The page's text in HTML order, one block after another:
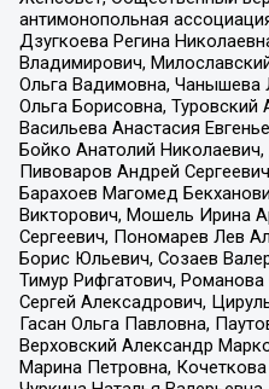
антимонопольная
Дзугкоева Регина
Владимирович,
Ольга Вадимовна, Чанышева
Ольга Борисовна, Туровский
Васильева Анастасия
Бойко Анатолий Николаевич,
Пивоваров Андрей
Барахоев Магомед
Викторович, Мошель Ирина
Сергеевич, Пономарев Лев
Борис Юльевич, Созаев
Тимур Рифгатович,
Сергей Алексадрович,
Гасан Ольга Павловна,
Верховский Александр
Марина Петровна,